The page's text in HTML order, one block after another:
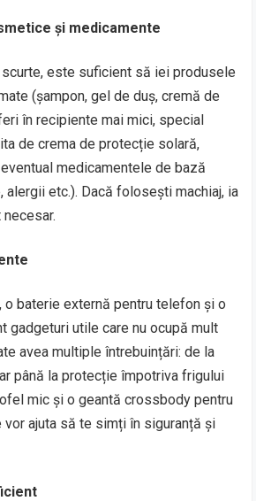
și medicamente
este suficient să iei produsele
(șampon, gel de duș, cremă de
în recipiente mai mici, special
de crema de protecție solară,
medicamentele de bază
alergii etc.). Dacă folosești machiaj, ia
o baterie externă pentru telefon și o
gadgeturi utile care nu ocupă mult
avea multiple întrebuințări: de la
până la protecție împotriva frigului
mic și o geantă crossbody pentru
vor ajuta să te simți în siguranță și